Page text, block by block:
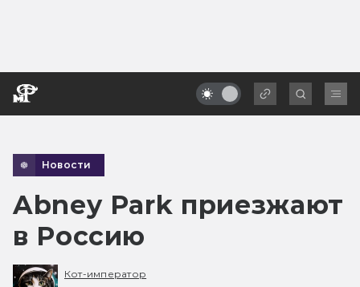
Новости
Abney Park приезжают
в Россию
Кот-император